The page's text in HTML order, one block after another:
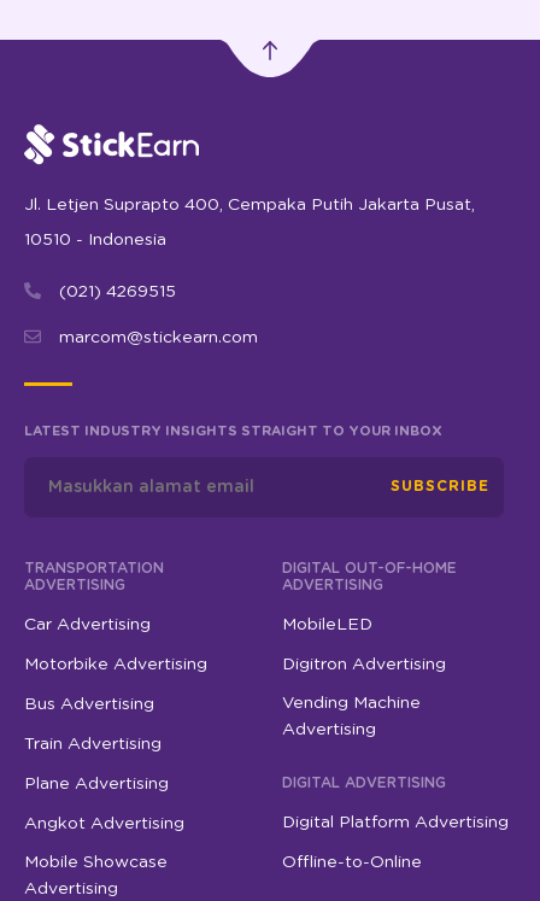
Jl. Letjen Suprapto 400, Cempaka Putih Jakarta Pusat,
10510 - Indonesia
(021) 4269515
marcom@stickearn.com
LATEST INDUSTRY INSIGHTS STRAIGHT TO YOUR INBOX
SUBSCRIBE
TRANSPORTATION
ADVERTISING
Car Advertising
Motorbike Advertising
Bus Advertising
Train Advertising
Plane Advertising
Angkot Advertising
Mobile Showcase
Advertising
DIGITAL OUT-OF-HOME
ADVERTISING
MobileLED
Digitron Advertising
Vending Machine
Advertising
DIGITAL ADVERTISING
Digital Platform Advertising
Offline-to-Online